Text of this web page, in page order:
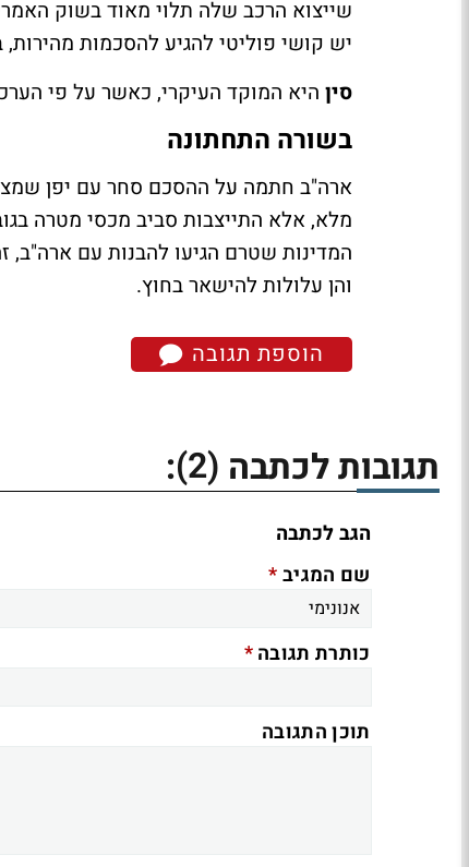
שייצוא הרכב שלה תלוי מאוד בשוק
יש קושי פוליטי להגיע להסכמות
סין היא המוקד העיקרי, כאשר על פי
בשורה התחתונה
ארה"ב חתמה על ההסכם סחר עם יפן
המדינות שטרם הגיעו להבנות עם
והן עלולות להישאר בחוץ.
הוספת תגובה
תגובות לכתבה (2)
:
הגב לכתבה
שם המגיב*
כותרת תגובה*
תוכן התגובה